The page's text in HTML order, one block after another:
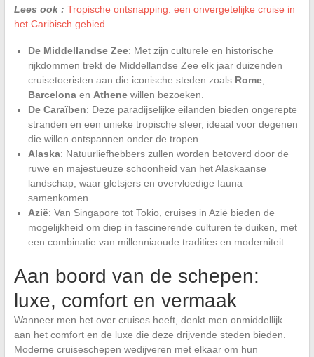
Lees ook : Tropische ontsnapping: een onvergetelijke cruise in
het Caribisch gebied
De Middellandse Zee: Met zijn culturele en historische
rijkdommen trekt de Middellandse Zee elk jaar duizenden
cruisetoeristen aan die iconische steden zoals Rome,
Barcelonaen Athenewillen bezoeken.
De Caraïben: Deze paradijselijke eilanden bieden ongerepte
stranden en een unieke tropische sfeer, ideaal voor degenen
die willen ontspannen onder de tropen.
Alaska: Natuurliefhebbers zullen worden betoverd door de
ruwe en majestueuze schoonheid van het Alaskaanse
landschap, waar gletsjers en overvloedige fauna
samenkomen.
Azië: Van Singapore tot Tokio, cruises in Azië bieden de
mogelijkheid om diep in fascinerende culturen te duiken, met
een combinatie van millenniaoude tradities en moderniteit.
Aan boord van de schepen:
luxe, comfort en vermaak
Wanneer men het over cruises heeft, denkt men onmiddellijk
aan het comfort en de luxe die deze drijvende steden bieden.
Moderne cruiseschepen wedijveren met elkaar om hun